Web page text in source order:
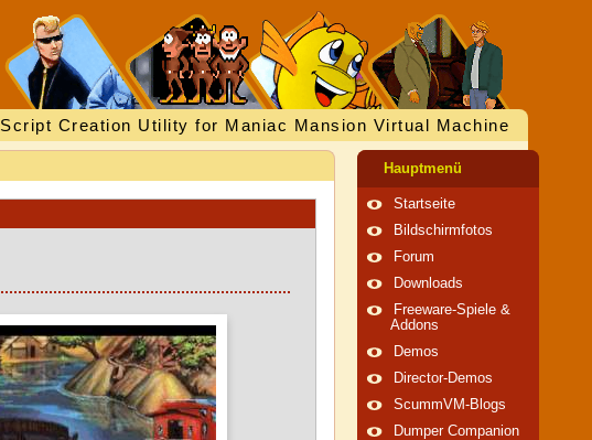
Script Creation Utility for Maniac Mansion Virtual Machine
Hauptmenü
Startseite
Bildschirmfotos
Forum
Downloads
Freeware-Spiele &
Addons
Demos
Director-Demos
ScummVM-Blogs
Dumper Companion